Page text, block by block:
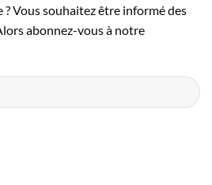
Vous souhaitez être informé des
abonnez-vous à notre